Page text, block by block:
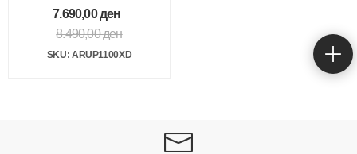
нечиста вода-инокс 1100W
16500 l/h
7.690,00ден
8.490,00ден
SKU: ARUP1100XD